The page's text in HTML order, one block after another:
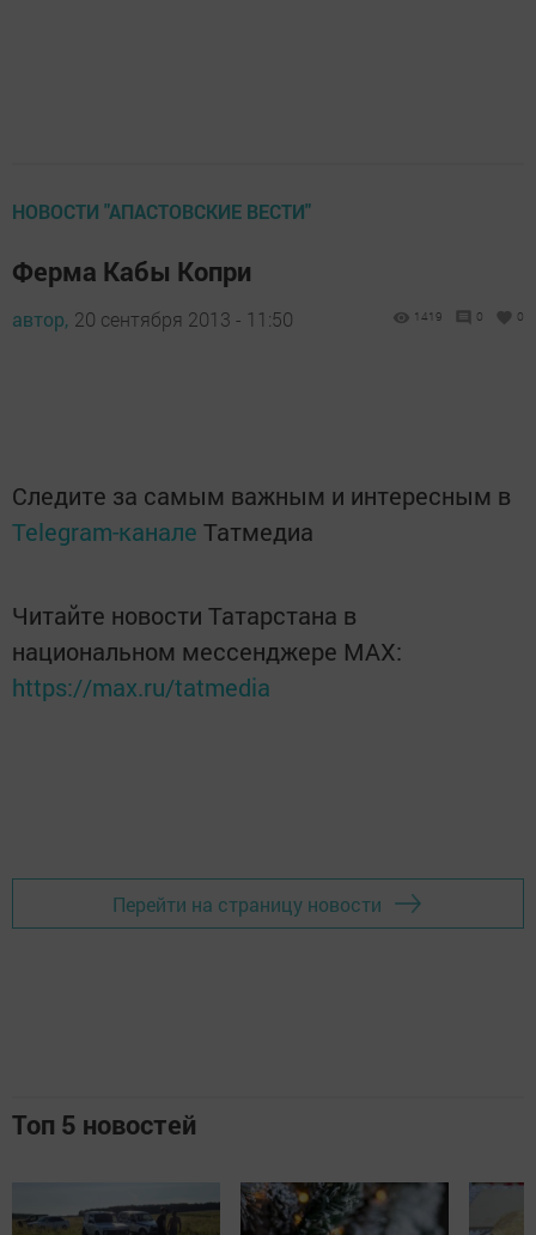
НОВОСТИ "АПАСТОВСКИЕ ВЕСТИ"
Ферма Кабы Копри
автор, 20 сентября 2013 - 11:50 1419 0 0
Следите за самым важным и интересным в
Telegram-канале Татмедиа
Читайте новости Татарстана в
национальном мессенджере MАХ:
https://max.ru/tatmedia
Перейти на страницу новости
Топ 5 новостей